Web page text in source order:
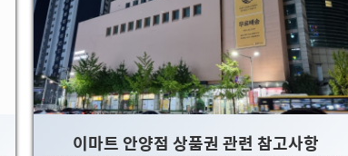
혜택을 지원받고 있습니다~!대략 혜택을 요약하면 아래대
로!! 40대 이상도 20%이상이니 갸꿀(그래도 감사하긴한
데, 역차별하지마라아~) 이게 전국 어디에도 적용! 그리고
알아서 적용이라는게 어마어마한 변경점인데요!!예전에는
사실 비슷한 정책이 있었습니..
이마트 안양점 상품권 관련 참고사항